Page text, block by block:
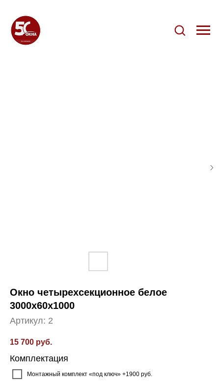
Окно четырехсекционное белое
3000x60x1000
Артикул: 2
15 700 руб.
Комплектация
Монтажный комплект «под ключ» +1900 руб.